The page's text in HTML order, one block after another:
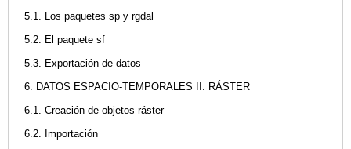
5.1. Los paquetes sp y rgdal
5.2. El paquete sf
5.3. Exportación de datos
6. DATOS ESPACIO-TEMPORALES II: RÁSTER
6.1. Creación de objetos ráster
6.2. Importación